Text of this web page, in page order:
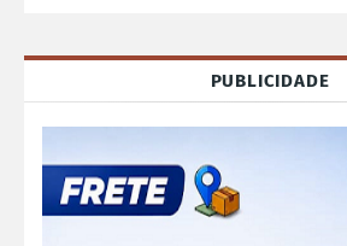
PUBLICIDADE